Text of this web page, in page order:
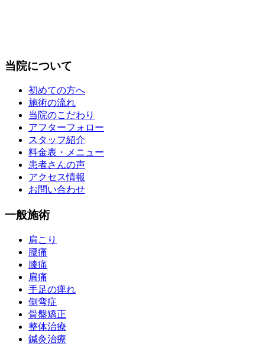
当院について
初めての方へ
施術の流れ
当院のこだわり
アフターフォロー
スタッフ紹介
料金表・メニュー
患者さんの声
アクセス情報
お問い合わせ
一般施術
肩こり
腰痛
膝痛
肩痛
手足の痺れ
側弯症
骨盤矯正
整体治療
鍼灸治療